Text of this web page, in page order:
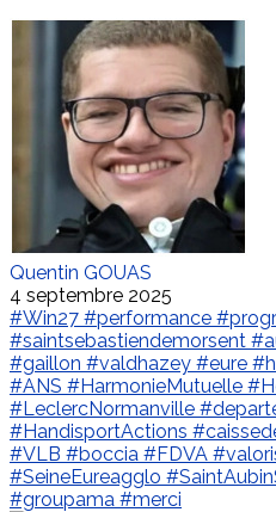
Quentin GOUAS
4 septembre 2025
#Win27 #performance
#saintsebastiendemorsent
#gaillon #valdhazey #eure
#ANS #HarmonieMutuelle
#LeclercNormanville
#HandisportActions
#VLB #boccia #FDVA
#SeineEureagglo
#groupama #merci